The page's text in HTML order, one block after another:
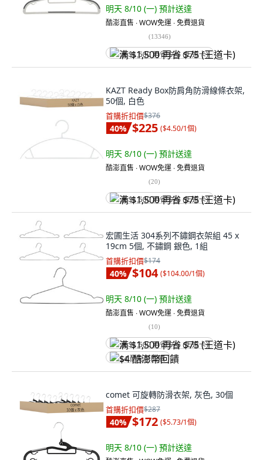
明天 8/10 (一) 預計送達
酷澎直售 ∙ WOW免運 ∙ 免費退貨
(13346)
满 $1,500 再省 $75 (王道卡)
KAZT Ready Box防肩角防滑線條衣架,
50個, 白色
首購折扣價$376
40% $225 ($4.50/1個)
明天 8/10 (一) 預計送達
酷澎直售 ∙ WOW免運 ∙ 免費退貨
(20)
满 $1,500 再省 $75 (王道卡)
宏圃生活 304系列不鏽鋼衣架組 45 x
19cm 5個, 不鏽鋼 銀色, 1組
首購折扣價$174
40% $104 ($104.00/1個)
明天 8/10 (一) 預計送達
酷澎直售 ∙ WOW免運 ∙ 免費退貨
(10)
满 $1,500 再省 $75 (王道卡)
$4 酷澎幣回饋
comet 可旋轉防滑衣架, 灰色, 30個
首購折扣價$287
40% $172 ($5.73/1個)
明天 8/10 (一) 預計送達